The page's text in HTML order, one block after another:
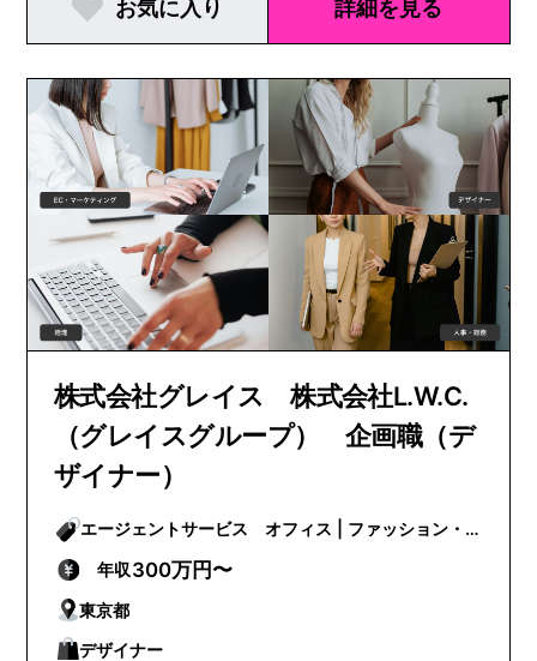
お気に入り 詳細を見る
株式会社グレイス 株式会社L.W.C.
（グレイスグループ） 企画職（デ
ザイナー）
エージェントサービス オフィス | ファッション・
ビューティー
年収300万円〜
東京都
デザイナー